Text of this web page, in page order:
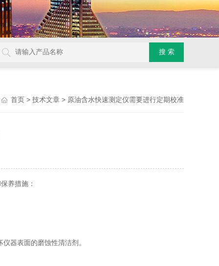
首页 > 技术文章 > 原油含水快速测定仪需要进行定期校准
养措施：
器表面的磨蚀性清洁剂。